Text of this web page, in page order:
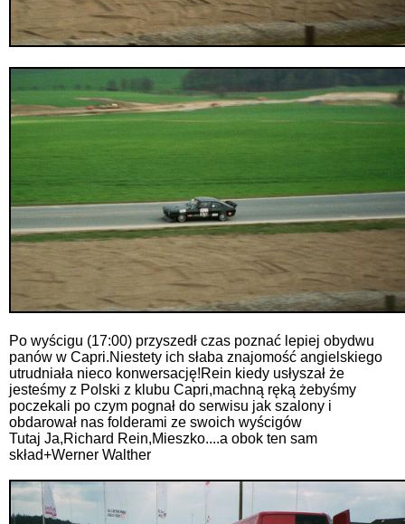
Po wyścigu (17:00) przyszedł czas poznać lepiej obydwu
panów w Capri.Niestety ich słaba znajomość angielskiego
utrudniała nieco konwersację!Rein kiedy usłyszał że
jesteśmy z Polski z klubu Capri,machną ręką żebyśmy
poczekali po czym pognał do serwisu jak szalony i
obdarował nas folderami ze swoich wyścigów
Tutaj Ja,Richard Rein,Mieszko....a obok ten sam
skład+Werner Walther